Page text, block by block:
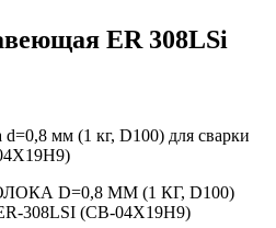
ER 308LSi
D=0,8 ММ (1 КГ, D100)
308LSI (СВ-04Х19Н9)